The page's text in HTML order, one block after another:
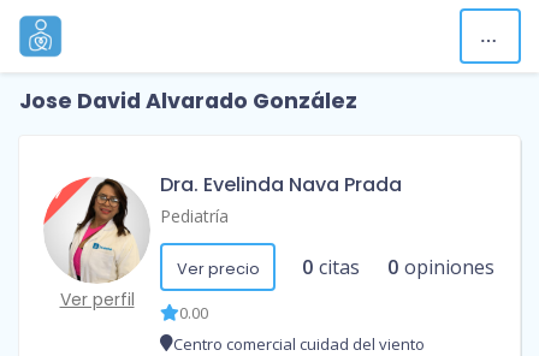
Jose David Alvarado González
Ver perfil
Dra. Evelinda Nava Prada
Pediatría
Ver precio 0 citas 0 opiniones
0.00
Centro comercial cuidad del viento